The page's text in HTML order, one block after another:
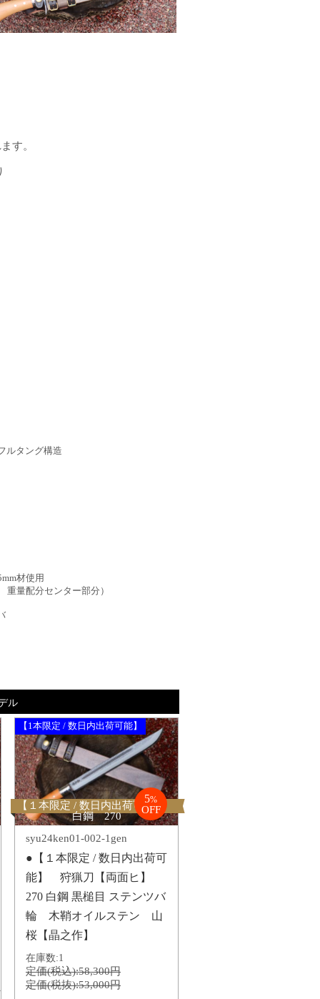
す。
ルタング構造
材使用
分センター部分）
ル
【1本限定 / 数日内出荷可能】
【１本限定 / 数日内出荷可能】
白鋼 270
5%
OFF
syu24ken01-002-1gen
●【１本限定 / 数日内出荷可
能】 狩猟刀【両面ヒ】
270 白鋼 黒槌目 ステンツバ
輪 木鞘オイルステン 山
桜【晶之作】
在庫数:1
定価(税込):58,300円
定価(税抜):53,000円